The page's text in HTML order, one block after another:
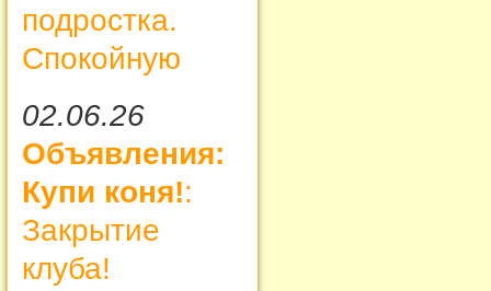
подростка.
Спокойную
02.06.26
Объявления:
Купи коня!:
Закрытие
клуба!